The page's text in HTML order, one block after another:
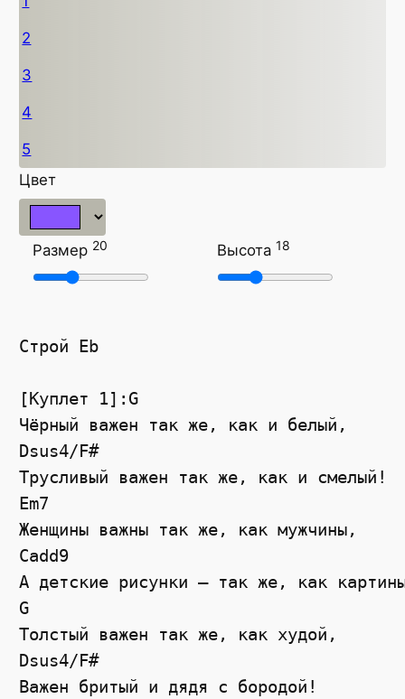
2
3
4
5
Цвет
Размер 20 Высота 18
Строй Eb
[Куплет 1]:G
Чёрный важен так же, как и белый,
Dsus4/F#
Трусливый важен так же, как и смелый!
Em7
Женщины важны так же, как мужчины,
Cadd9
А детские рисунки – так же, как
G
Толстый важен так же, как худой,
Dsus4/F#
Важен бритый и дядя с бородой!